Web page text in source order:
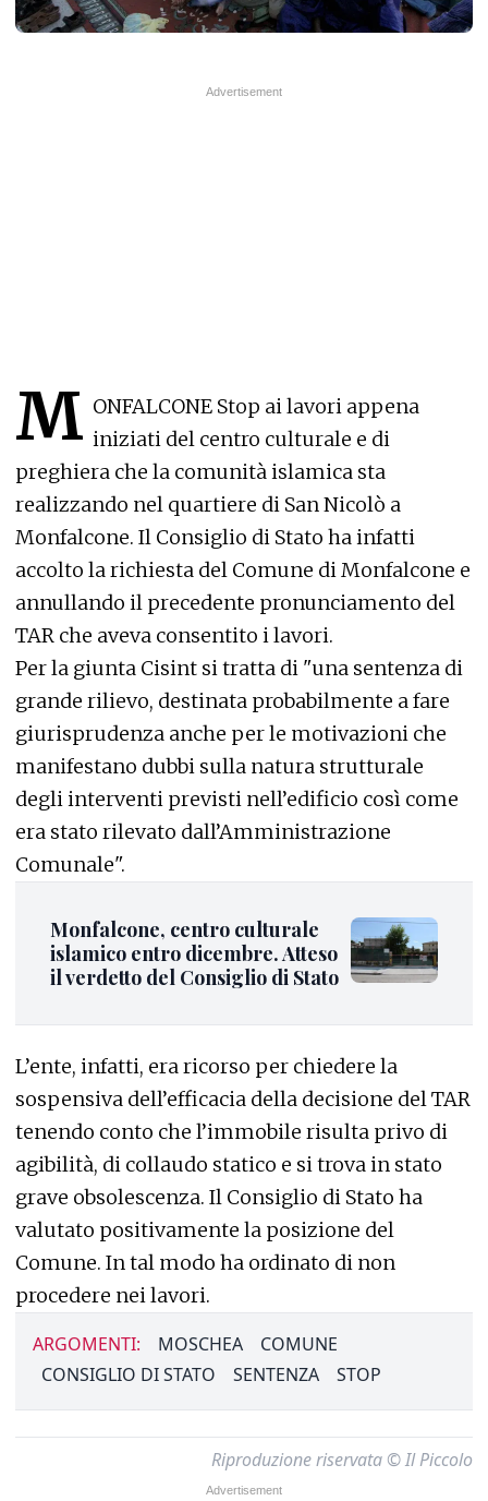
M ONFALCONE Stop ai lavori appena
iniziati del centro culturale e di
preghiera che la comunità islamica sta
realizzando nel quartiere di San Nicolò a
Monfalcone. Il Consiglio di Stato ha infatti
accolto la richiesta del Comune di Monfalcone e
annullando il precedente pronunciamento del
TAR che aveva consentito i lavori.
Per la giunta Cisint si tratta di "una sentenza di
grande rilievo, destinata probabilmente a fare
giurisprudenza anche per le motivazioni che
manifestano dubbi sulla natura strutturale
degli interventi previsti nell’edificio così come
era stato rilevato dall’Amministrazione
Comunale".
Monfalcone, centro culturale
islamico entro dicembre. Atteso
il verdetto del Consiglio di Stato
L’ente, infatti, era ricorso per chiedere la
sospensiva dell’efficacia della decisione del TAR
tenendo conto che l’immobile risulta privo di
agibilità, di collaudo statico e si trova in stato
grave obsolescenza. Il Consiglio di Stato ha
valutato positivamente la posizione del
Comune. In tal modo ha ordinato di non
procedere nei lavori.
ARGOMENTI: MOSCHEA
COMUNE
CONSIGLIO DI STATO
SENTENZA STOP
Riproduzione riservata © Il Piccolo